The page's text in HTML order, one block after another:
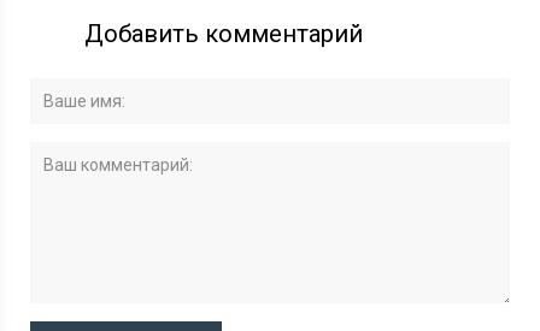
Добавить комментарий